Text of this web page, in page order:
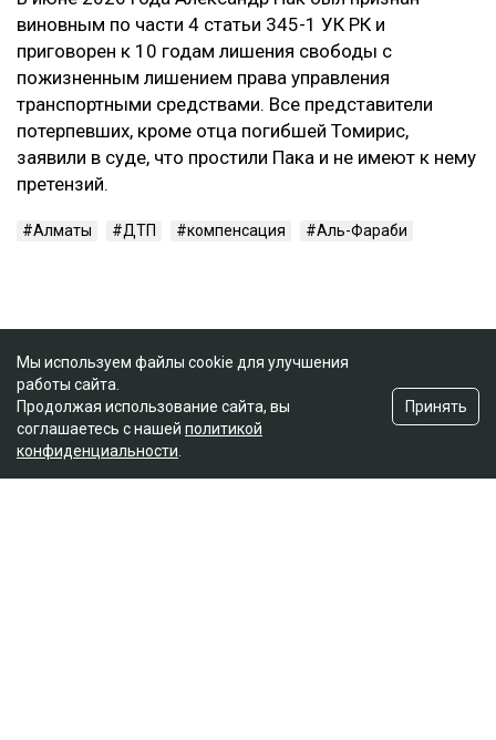
виновным по части 4 статьи 345-1 УК РК и
приговорен к 10 годам лишения свободы с
пожизненным лишением права управления
транспортными средствами. Все представители
потерпевших, кроме отца погибшей Томирис,
заявили в суде, что простили Пака и не имеют к нему
претензий.
Алматы ДТП компенсация Аль-Фараби
Мы используем файлы cookie для улучшения
работы сайта.
Продолжая использование сайта, вы
соглашаетесь с нашей политикой
конфиденциальности
Принять